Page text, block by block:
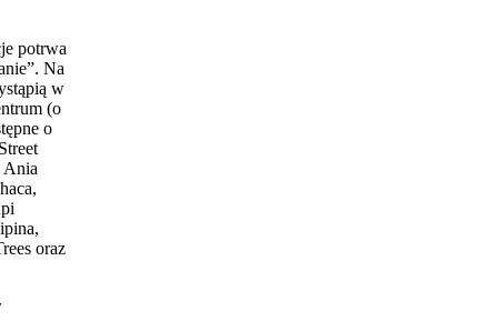
potrwa
Na
w
(o
o
Ania
oraz